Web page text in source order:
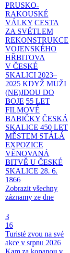
PRUSKO-
RAKOUSKÉ
VÁLKY CESTA
ZA SVĚTLEM
REKONSTRUKCE
VOJENSKÉHO
HŘBITOVA
V ČESKÉ
SKALICI 2023–
2025 KDYŽ MUŽI
(NE)JDOU DO
BOJE 55 LET
FILMOVÉ
BABIČKY ČESKÁ
SKALICE 450 LET
MĚSTEM STÁLÁ
EXPOZICE
VĚNOVANÁ
BITVĚ U ČESKÉ
SKALICE 28. 6.
1866
Zobrazit všechny
záznamy ze dne
3
16
Turisté zvou na své
akce v srpnu 2026